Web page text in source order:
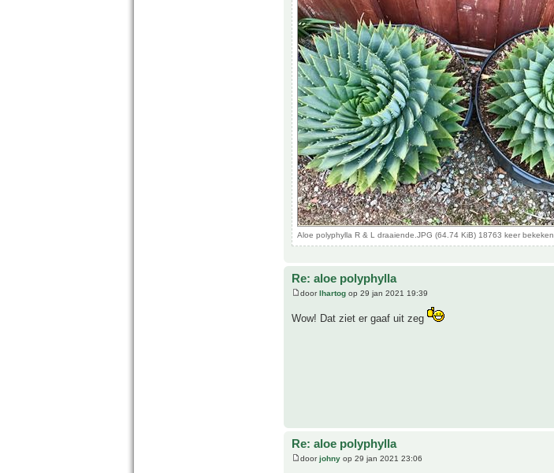
Aloe polyphylla R & L draaiende.JPG (64.74 KiB) 18763 keer bekeken
Re: aloe polyphylla
doorlhartog op 29 jan 2021 19:39
Wow! Dat ziet er gaaf uit zeg
Re: aloe polyphylla
doorjohny op 29 jan 2021 23:06